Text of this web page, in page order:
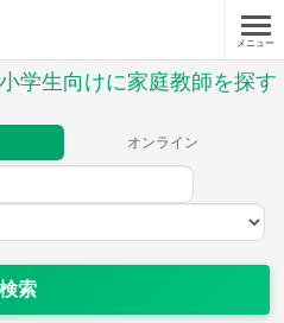
メニュー
学生向けに家庭教師を探す
オンライン
検索